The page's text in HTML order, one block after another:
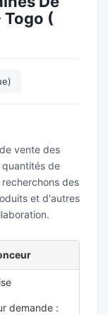
Togo (
vente des
quantités de
des
et d'autres
demande :